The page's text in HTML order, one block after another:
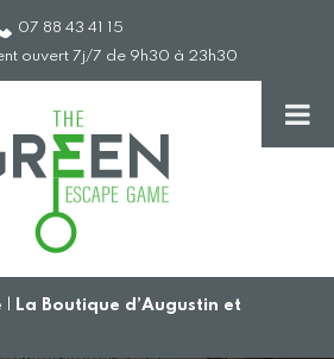
07 88 43 41 15
ouvert 7j/7 de 9h30 à 23h30
La Boutique d’Augustin et